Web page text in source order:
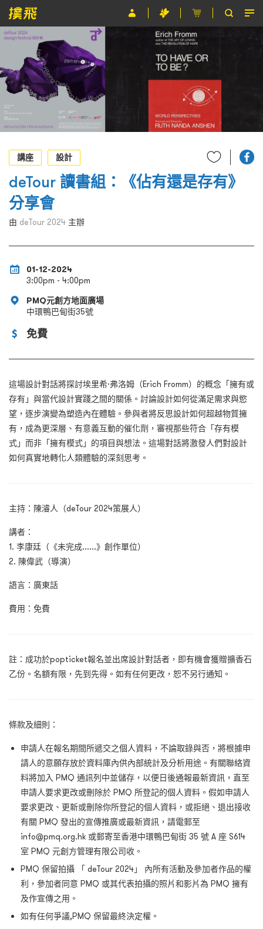
節目
主辦單位
關於撲飛
條款及細則
EN
講座
設計
deTour 讀書組：《佔有還是存有》
分享會
由 deTour 2024 主辦
01-12-2024
3:00pm - 4:00pm
PMQ元創方地面廣場
中環鴨巴甸街35號
免費
這場設計對話將探討埃里希·弗洛姆（Erich Fromm）的概念「擁有或
存有」與當代設計實踐之間的關係。討論設計如何從滿足需求與慾
望，逐步演變為塑造內在體驗。參與者將反思設計如何超越物質擁
有，成為更深層、有意義互動的催化劑，審視那些符合「存有模
式」而非「擁有模式」的項目與想法。這場對話將激發人們對設計
如何真實地轉化人類體驗的深刻思考。
主持 ： 陳濬人（deTour 2024策展人）
講者 ：
1. 李康廷（《未完成......》創作單位）
2. 陳偉武（導演）
語言 ： 廣東話
費用 ： 免費
註：成功於popticket報名並出席設計對話者，即有機會獲贈擴香石
乙份。名額有限，先到先得。 如有任何更改，恕不另行通知。
條款及細則：
申請人在報名期間所遞交之個人資料，不論取錄與否，將根據申
請人的意願存放於資料庫內供內部統計及分析用途。有關聯絡資
料將加入 PMQ 通訊列中並儲存，以便日後通報最新資訊，直至
申請人要求更改或刪除於 PMQ 所登記的個人資料。假如申請人
要求更改、更新或刪除你所登記的個人資料，或拒絕、退出接收
有關 PMQ 發出的宣傳推廣或最新資訊，請電郵至
info@pmq.org.hk 或郵寄至香港中環鴨巴甸街 35 號 A 座 S614
室 PMQ 元創方管理有限公司收。
PMQ 保留拍攝 「 deTour 2024」 內所有活動及參加者作品的權
利，參加者同意 PMQ 或其代表拍攝的照片和影片為 PMQ 擁有
及作宣傳之用。
如有任何爭議,PMQ 保留最終決定權。